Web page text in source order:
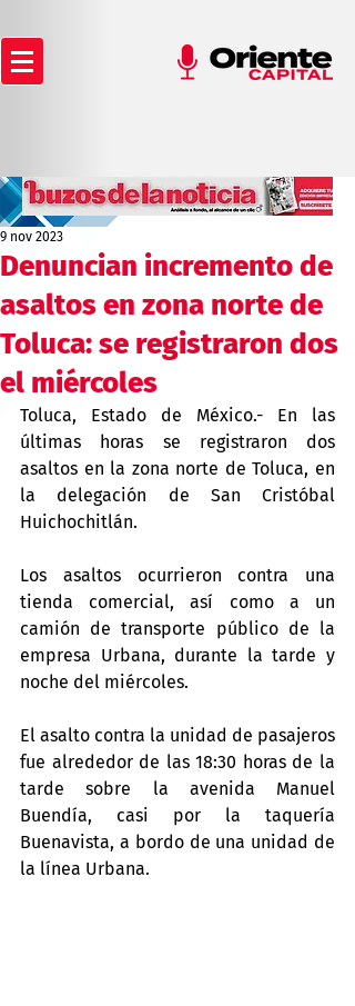
Denuncian incremento de
asaltos en zona norte de
Toluca: se registraron dos
el miércoles
9 nov 2023
Toluca, Estado de México.- En las
últimas horas se registraron dos
asaltos en la zona norte de Toluca, en
la delegación de San Cristóbal
Huichochitlán.
Los asaltos ocurrieron contra una
tienda comercial, así como a un
camión de transporte público de la
empresa Urbana, durante la tarde y
noche del miércoles.
El asalto contra la unidad de pasajeros
fue alrededor de las 18:30 horas de la
tarde sobre la avenida Manuel
Buendía, casi por la taquería
Buenavista, a bordo de una unidad de
la línea Urbana.